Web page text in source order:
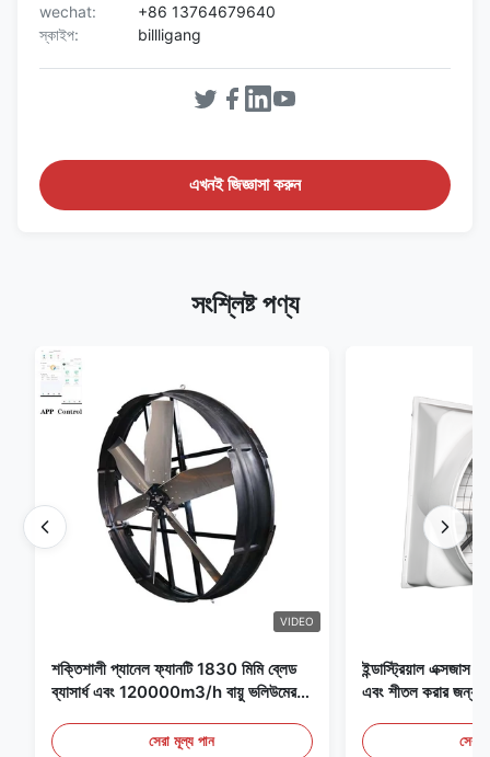
wechat:
+86 13764679640
স্কাইপ:
billligang
এখনই জিজ্ঞাসা করুন
সংশ্লিষ্ট পণ্য
VIDEO
শক্তিশালী প্যানেল ফ্যানটি 1830 মিমি ব্লেড
ব্যাসার্ধ এবং 120000m3/h বায়ু ভলিউমের
হয়েছে
সেরা মূল্য পান
ইন্ডাস্ট্রিয়াল এক্সজাস
এবং শীতল করার জন্য
সেরা